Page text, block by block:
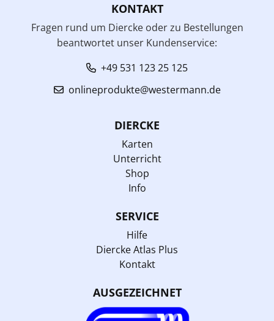
KONTAKT
Fragen rund um Diercke oder zu Bestellungen
beantwortet unser Kundenservice:
+49 531 123 25 125
onlineprodukte@westermann.de
DIERCKE
Karten
Unterricht
Shop
Info
SERVICE
Hilfe
Diercke Atlas Plus
Kontakt
AUSGEZEICHNET